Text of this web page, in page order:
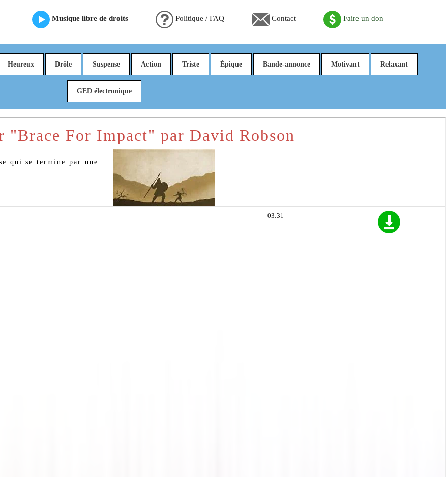
Musique libre de droits Politique / FAQ Contact Faire un don
Heureux Drôle Suspense Action Triste Épique Bande-annonce Motivant Relaxant
GED électronique
"Brace For Impact" par David Robson
qui se termine par une
03:31